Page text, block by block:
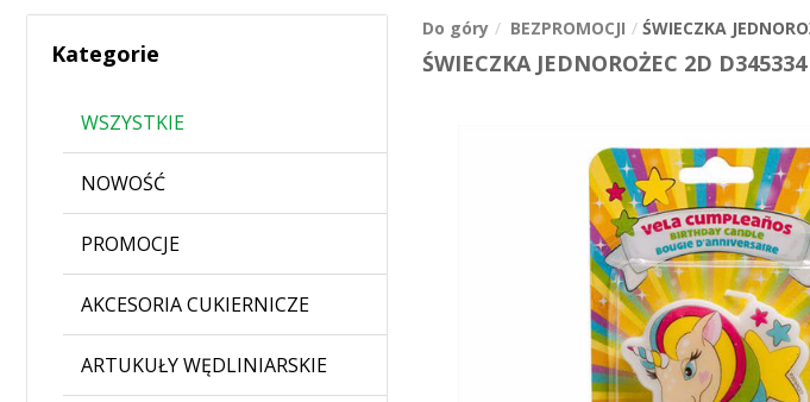
Kategorie
WSZYSTKIE
NOWOŚĆ
PROMOCJE
AKCESORIA CUKIERNICZE
ARTUKUŁY WĘDLINIARSKIE
Do góry BEZPROMOCJI ŚWIECZKA
ŚWIECZKA JEDNOROŻEC 2D